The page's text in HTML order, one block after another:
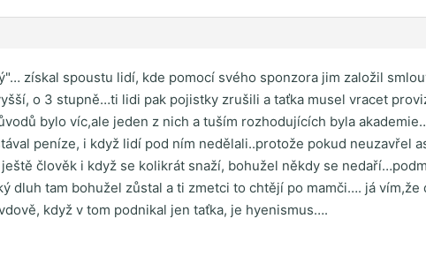
získal spoustu lidí, kde pomocí svého sponzora jim založil
o 3 stupně…ti lidi pak pojistky zrušili a taťka musel vracet
bylo víc,ale jeden z nich a tuším rozhodujících byla
peníze, i když lidí pod ním nedělali..protože pokud neuzavřel
člověk i když se kolikrát snaží, bohužel někdy se
dluh tam bohužel zůstal a ti zmetci to chtějí po mamči…. já
když v tom podnikal jen taťka, je hyenismus….